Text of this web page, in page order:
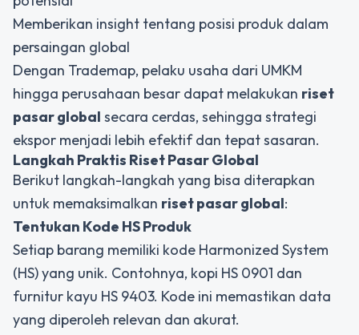
Memberikan insight tentang posisi produk dalam
persaingan global
Dengan Trademap, pelaku usaha dari UMKM
hingga perusahaan besar dapat melakukan riset
pasar global secara cerdas, sehingga strategi
ekspor menjadi lebih efektif dan tepat sasaran.
Langkah Praktis Riset Pasar Global
Berikut langkah-langkah yang bisa diterapkan
untuk memaksimalkan riset pasar global:
Tentukan Kode HS Produk
Setiap barang memiliki kode Harmonized System
(HS)yang unik. Contohnya, kopi HS 0901 dan
furnitur kayu HS 9403. Kode ini memastikan data
yang diperoleh relevan dan akurat.